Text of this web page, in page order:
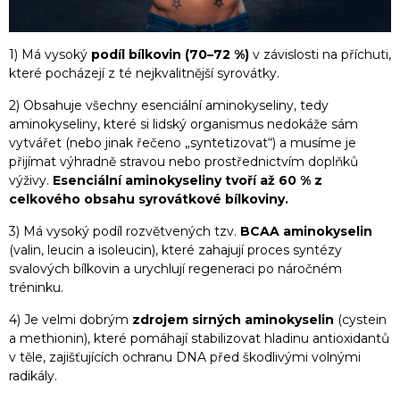
1) Má vysoký podíl bílkovin (70–72 %) v závislosti na příchuti,
které pocházejí z té nejkvalitnější syrovátky.
2) Obsahuje všechny esenciální aminokyseliny, tedy
aminokyseliny, které si lidský organismus nedokáže sám
vytvářet (nebo jinak řečeno „syntetizovat“) a musíme je
přijímat výhradně stravou nebo prostřednictvím doplňků
výživy. Esenciální aminokyseliny tvoří až 60 % z
celkového obsahu syrovátkové bílkoviny.
3) Má vysoký podíl rozvětvených tzv. BCAA aminokyselin
(valin, leucin a isoleucin), které zahajují proces syntézy
svalových bílkovin a urychlují regeneraci po náročném
tréninku.
4) Je velmi dobrým zdrojem sirných aminokyselin (cystein
a methionin), které pomáhají stabilizovat hladinu antioxidantů
v těle, zajišťujících ochranu DNA před škodlivými volnými
radikály.